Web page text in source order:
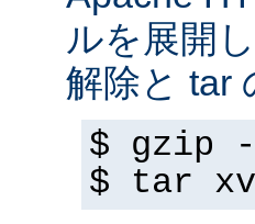
ルを展開
解除と tar
$ gzip
$ tar